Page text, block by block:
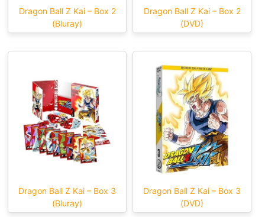
Dragon Ball Z Kai – Box 2
(Bluray)
Dragon Ball Z Kai – Box 2
(DVD)
Dragon Ball Z Kai – Box 3
(Bluray)
Dragon Ball Z Kai – Box 3
(DVD)